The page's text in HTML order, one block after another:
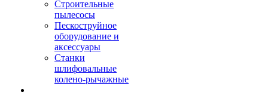
Строительные
пылесосы
Пескоструйное
оборудование и
аксессуары
Станки
шлифовальные
колено-рычажные